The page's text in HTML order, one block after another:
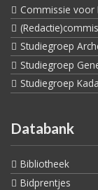
Commissie voor
Studiegroep
Studiegroep
Studiegroep
Databank
Bibliotheek
Bidprentjes